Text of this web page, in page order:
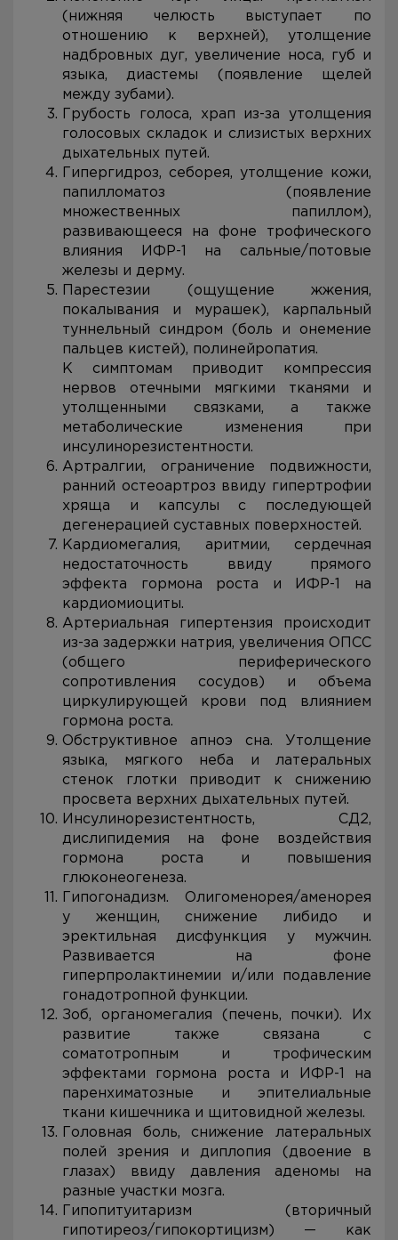
(нижняя челюсть выступает по
отношению к верхней), утолщение
надбровных дуг, увеличение носа, губ и
языка, диастемы (появление щелей
между зубами).
Грубость голоса, храп из-за утолщения
голосовых складок и слизистых верхних
дыхательных путей.
Гипергидроз, себорея, утолщение кожи,
папилломатоз (появление
множественных папиллом),
развивающееся на фоне трофического
влияния ИФР-1 на сальные/потовые
железы и дерму.
Парестезии (ощущение жжения,
покалывания и мурашек), карпальный
туннельный синдром (боль и онемение
пальцев кистей), полинейропатия.
К симптомам приводит компрессия
нервов отечными мягкими тканями и
утолщенными связками, а также
метаболические изменения при
инсулинорезистентности.
Артралгии, ограничение подвижности,
ранний остеоартроз ввиду гипертрофии
хряща и капсулы с последующей
дегенерацией суставных поверхностей.
Кардиомегалия, аритмии, сердечная
недостаточность ввиду прямого
эффекта гормона роста и ИФР-1 на
кардиомиоциты.
Артериальная гипертензия происходит
из-за задержки натрия, увеличения ОПСС
(общего периферического
сопротивления сосудов) и объема
циркулирующей крови под влиянием
гормона роста.
Обструктивное апноэ сна. Утолщение
языка, мягкого неба и латеральных
стенок глотки приводит к снижению
просвета верхних дыхательных путей.
Инсулинорезистентность, СД2,
дислипидемия на фоне воздействия
гормона роста и повышения
глюконеогенеза.
Гипогонадизм. Олигоменорея/аменорея
у женщин, снижение либидо и
эректильная дисфункция у мужчин.
Развивается на фоне
гиперпролактинемии и/или подавление
гонадотропной функции.
Зоб, органомегалия (печень, почки). Их
развитие также связана с
соматотропным и трофическим
эффектами гормона роста и ИФР-1 на
паренхиматозные и эпителиальные
ткани кишечника и щитовидной железы.
Головная боль, снижение латеральных
полей зрения и диплопия (двоение в
глазах) ввиду давления аденомы на
разные участки мозга.
Гипопитуитаризм (вторичный
гипотиреоз/гипокортицизм) — как